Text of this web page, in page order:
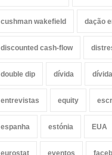
cushman wakefield dação
discounted cash-flow
double dip dívida
entrevistas equity
espanha estónia EUA
eurostat eventos